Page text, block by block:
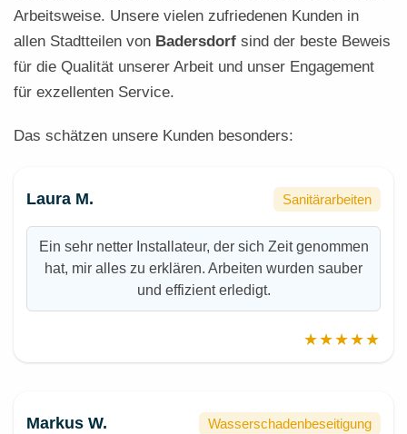
Arbeitsweise. Unsere vielen zufriedenen Kunden in
allen Stadtteilen von Badersdorf sind der beste Beweis
für die Qualität unserer Arbeit und unser Engagement
für exzellenten Service.
Das schätzen unsere Kunden besonders:
Laura M. Sanitärarbeiten
Ein sehr netter Installateur, der sich Zeit genommen
hat, mir alles zu erklären. Arbeiten wurden sauber
und effizient erledigt.
★★★★★
Markus W. Wasserschadenbeseitigung